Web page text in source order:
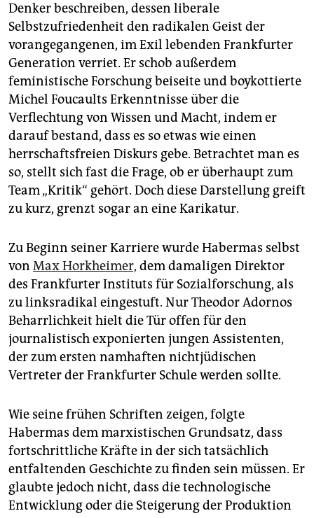
Denker beschreiben, dessen liberale
Selbstzufriedenheit den radikalen Geist der
vorangegangenen, im Exil lebenden Frankfurter
Generation verriet. Er schob außerdem
feministische Forschung beiseite und boykottierte
Michel Foucaults Erkenntnisse über die
Verflechtung von Wissen und Macht, indem er
darauf bestand, dass es so etwas wie einen
herrschaftsfreien Diskurs gebe. Betrachtet man es
so, stellt sich fast die Frage, ob er überhaupt zum
Team „Kritik“ gehört. Doch diese Darstellung greift
zu kurz, grenzt sogar an eine Karikatur.
Zu Beginn seiner Karriere wurde Habermas selbst
von Max Horkheimer, dem damaligen Direktor
des Frankfurter Instituts für Sozialforschung, als
zu linksradikal eingestuft. Nur Theodor Adornos
Beharrlichkeit hielt die Tür offen für den
journalistisch exponierten jungen Assistenten,
der zum ersten namhaften nichtjüdischen
Vertreter der Frankfurter Schule werden sollte.
Wie seine frühen Schriften zeigen, folgte
Habermas dem marxistischen Grundsatz, dass
fortschrittliche Kräfte in der sich tatsächlich
entfaltenden Geschichte zu finden sein müssen. Er
glaubte jedoch nicht, dass die technologische
Entwicklung oder die Steigerung der Produktion